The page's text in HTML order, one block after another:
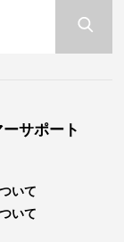
サポート
いて
いて